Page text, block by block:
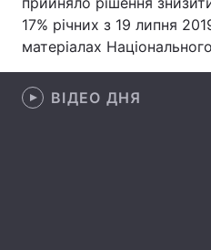
Здоров'я
Цікавинки
Екологія
17% річних з 19 липня
матеріалах
ВІДЕО ДНЯ